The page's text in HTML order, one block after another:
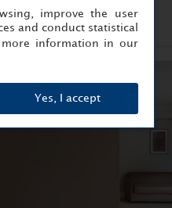
improve the user
and conduct statistical
information in our
Yes, I accept